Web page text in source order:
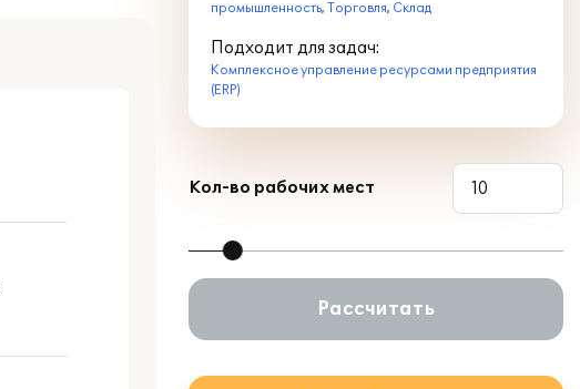
промышленность, Торговля, Склад
Подходит для задач:
Комплексное управление ресурсами предприятия
(ERP)
Кол-во рабочих мест
Рассчитать